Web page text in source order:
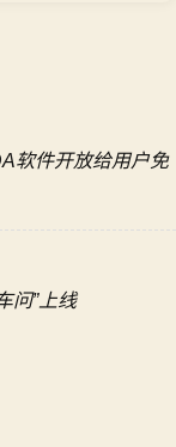
软件开放给用户免
问”上线